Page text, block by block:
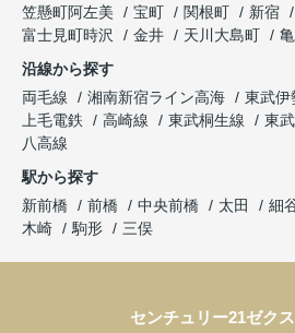
笠懸町阿左美
宝町 関根町 新宿
富士見町時沢
金井 天川大島町
沿線から探す
両毛線
湘南新宿ライン高海 東武伊
上毛電鉄
高崎線 東武桐生線 東
八高線
駅から探す
新前橋
前橋 中央前橋 太田 細
木崎
駒形 三俣
センチュリー21ゼク